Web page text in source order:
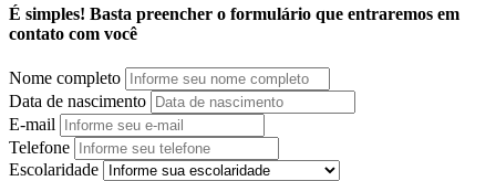
É simples! Basta preencher o formulário que entraremos em
contato com você
Nome completo
Data de nascimento
E-mail
Telefone
Escolaridade